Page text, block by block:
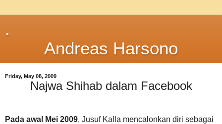
.
Andreas Harsono
Friday, May 08, 2009
Najwa Shihab dalam Facebook
Pada awal Mei 2009, Jusuf Kalla mencalonkan diri sebagai